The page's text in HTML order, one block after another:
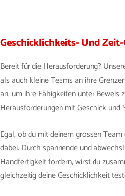
Geschicklichkeits- Und
Bereit für die Herausforderung?
als auch kleine Teams an ihre
an, um ihre Fähigkeiten unter Beweis
Herausforderungen mit Geschick und
Egal, ob du mit deinem grossen
dabei. Durch spannende und
Handfertigkeit fordern, wirst du
gleichzeitig deine Geschicklichkeit